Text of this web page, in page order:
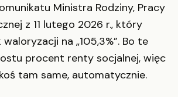
Ministra Rodziny, Pracy
z 11 lutego 2026 r., który
waloryzacji na „105,3%”. Bo te
procent renty socjalnej, więc
tam same, automatycznie.